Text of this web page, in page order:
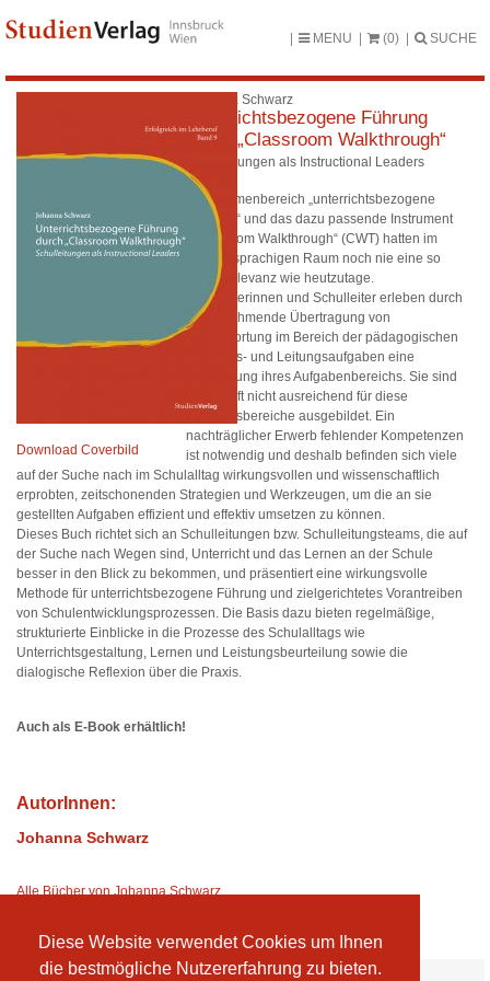
Diese Website verwendet Cookies um Ihnen
die bestmögliche Nutzererfahrung zu bieten.
MENU (0) SUCHE
Download Coverbild
Johanna Schwarz
Unterrichtsbezogene Führung
durch „Classroom Walkthrough“
Schulleitungen als Instructional Leaders
Der Themenbereich „unterrichtsbezogene
Führung“ und das dazu passende Instrument
„Classroom Walkthrough“ (CWT) hatten im
deutschsprachigen Raum noch nie eine so
hohe Relevanz wie heutzutage.
Schulleiterinnen und Schulleiter erleben durch
die zunehmende Übertragung von
Verantwortung im Bereich der pädagogischen
Führungs- und Leitungsaufgaben eine
Erweiterung ihres Aufgabenbereichs. Sie sind
jedoch oft nicht ausreichend für diese
Tätigkeitsbereiche ausgebildet. Ein
nachträglicher Erwerb fehlender Kompetenzen
ist notwendig und deshalb befinden sich viele
auf der Suche nach im Schulalltag wirkungsvollen und wissenschaftlich
erprobten, zeitschonenden Strategien und Werkzeugen, um die an sie
gestellten Aufgaben effizient und effektiv umsetzen zu können.
Dieses Buch richtet sich an Schulleitungen bzw. Schulleitungsteams, die auf
der Suche nach Wegen sind, Unterricht und das Lernen an der Schule
besser in den Blick zu bekommen, und präsentiert eine wirkungsvolle
Methode für unterrichtsbezogene Führung und zielgerichtetes Vorantreiben
von Schulentwicklungsprozessen. Die Basis dazu bieten regelmäßige,
strukturierte Einblicke in die Prozesse des Schulalltags wie
Unterrichtsgestaltung, Lernen und Leistungsbeurteilung sowie die
dialogische Reflexion über die Praxis.
Auch als E-Book erhältlich!
AutorInnen:
Johanna Schwarz
Alle Bücher von Johanna Schwarz